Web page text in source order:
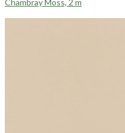
Chambray Moss, 2 m